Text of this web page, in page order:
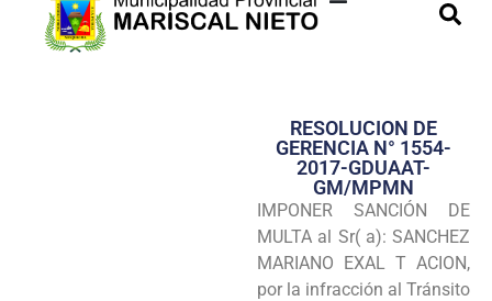
Transparencia
Seguridad
Programas
Intranet
RESOLUCION DE
GERENCIA N° 1554-
2017-GDUAAT-
GM/MPMN
IMPONER SANCIÓN DE
MULTA al Sr( a): SANCHEZ
MARIANO EXAL T ACION,
por la infracción al Tránsito